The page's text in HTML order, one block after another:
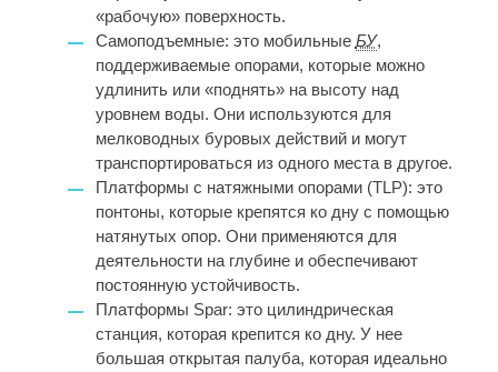
«рабочую» поверхность.
Самоподъемные: это мобильные БУ,
поддерживаемые опорами, которые можно
удлинить или «поднять» на высоту над
уровнем воды. Они используются для
мелководных буровых действий и могут
транспортироваться из одного места в другое.
Платформы с натяжными опорами (TLP): это
понтоны, которые крепятся ко дну с помощью
натянутых опор. Они применяются для
деятельности на глубине и обеспечивают
постоянную устойчивость.
Платформы Spar: это цилиндрическая
станция, которая крепится ко дну. У нее
большая открытая палуба, которая идеально